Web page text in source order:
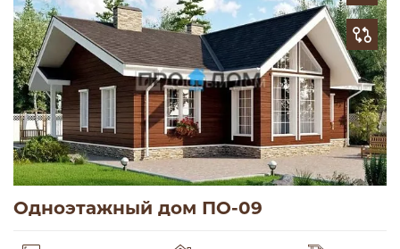
Одноэтажный дом ПО-09